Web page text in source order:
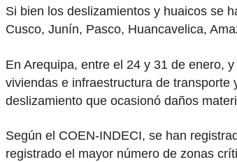
Si bien los deslizamientos y huaicos se
Cusco, Junín, Pasco, Huancavelica,
En Arequipa, entre el 24 y 31 de enero,
viviendas e infraestructura de
deslizamiento que ocasionó daños
Según el COEN-INDECI, se han
registrado el mayor número de zonas